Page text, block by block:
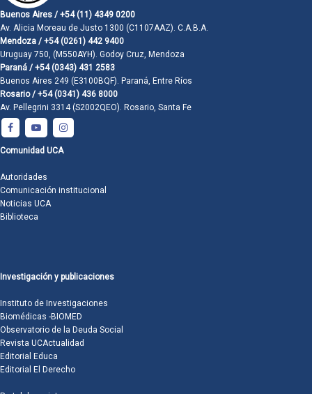
Buenos Aires / +54 (11) 4349 0200
Av. Alicia Moreau de Justo 1300 (C1107AAZ). C.A.B.A.
Mendoza / +54 (0261) 442 9400
Uruguay 750, (M550AYH). Godoy Cruz, Mendoza
Paraná / +54 (0343) 431 2583
Buenos Aires 249 (E3100BQF). Paraná, Entre Ríos
Rosario / +54 (0341) 436 8000
Av. Pellegrini 3314 (S2002QEO). Rosario, Santa Fe
Comunidad UCA
Autoridades
Comunicación institucional
Noticias UCA
Biblioteca
Investigación y publicaciones
Instituto de Investigaciones
Biomédicas -BIOMED
Observatorio de la Deuda Social
Revista UCActualidad
Editorial Educa
Editorial El Derecho